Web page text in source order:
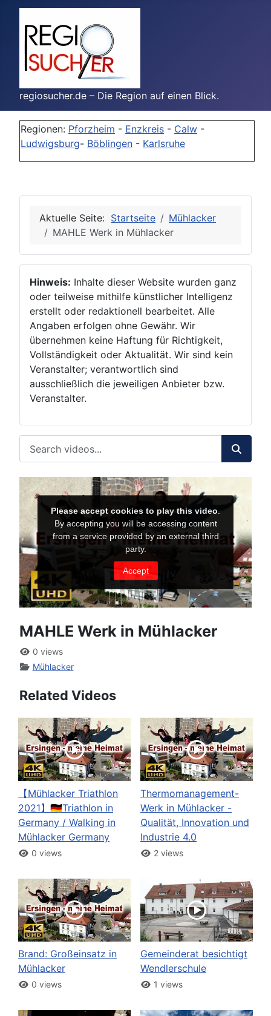
regiosucher.de – Die Region auf einen Blick.
Regionen: Pforzheim - Enzkreis - Calw -
Ludwigsburg- Böblingen - Karlsruhe
Aktuelle Seite: Startseite
Mühlacker
MAHLE Werk in Mühlacker
Hinweis: Inhalte dieser Website wurden ganz
oder teilweise mithilfe künstlicher Intelligenz
erstellt oder redaktionell bearbeitet. Alle
Angaben erfolgen ohne Gewähr. Wir
übernehmen keine Haftung für Richtigkeit,
Vollständigkeit oder Aktualität. Wir sind kein
Veranstalter; verantwortlich sind
ausschließlich die jeweiligen Anbieter bzw.
Veranstalter.
MAHLE Werk in Mühlacker
0 views
Mühlacker
Related Videos
【Mühlacker Triathlon
2021】🇩🇪Triathlon in
Germany / Walking in
Mühlacker Germany
0 views
Thermomanagement-
Werk in Mühlacker -
Qualität, Innovation und
Industrie 4.0
2 views
Brand: Großeinsatz in
Mühlacker
0 views
Gemeinderat besichtigt
Wendlerschule
1 views